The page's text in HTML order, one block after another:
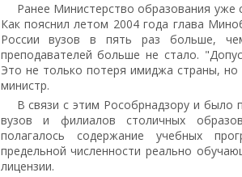
Ранее Министерство образования уже
Как пояснил летом 2004 года глава
России вузов в пять раз больше,
преподавателей больше не стало.
Это не только потеря имиджа страны, но
министр.
В связи с этим Рособрнадзору и было
вузов и филиалов столичных
полагалось содержание учебных
предельной численности реально
лицензии.